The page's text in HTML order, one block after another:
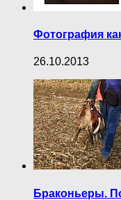
Фотография
26.10.2013
Браконьеры.